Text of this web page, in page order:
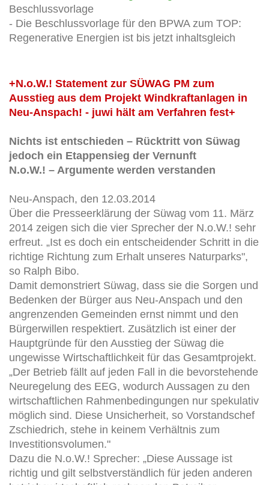
Beschlussvorlage
- Die Beschlussvorlage für den BPWA zum TOP:
Regenerative Energien ist bis jetzt inhaltsgleich
+N.o.W.! Statement zur SÜWAG PM zum
Ausstieg aus dem Projekt Windkraftanlagen in
Neu-Anspach! - juwi hält am Verfahren fest+
Nichts ist entschieden – Rücktritt von Süwag
jedoch ein Etappensieg der Vernunft
N.o.W.! – Argumente werden verstanden
Neu-Anspach, den 12.03.2014
Über die Presseerklärung der Süwag vom 11. März
2014 zeigen sich die vier Sprecher der N.o.W.! sehr
erfreut. „Ist es doch ein entscheidender Schritt in die
richtige Richtung zum Erhalt unseres Naturparks",
so Ralph Bibo.
Damit demonstriert Süwag, dass sie die Sorgen und
Bedenken der Bürger aus Neu-Anspach und den
angrenzenden Gemeinden ernst nimmt und den
Bürgerwillen respektiert. Zusätzlich ist einer der
Hauptgründe für den Ausstieg der Süwag die
ungewisse Wirtschaftlichkeit für das Gesamtprojekt.
„Der Betrieb fällt auf jeden Fall in die bevorstehende
Neuregelung des EEG, wodurch Aussagen zu den
wirtschaftlichen Rahmenbedingungen nur spekulativ
möglich sind. Diese Unsicherheit, so Vorstandschef
Zschiedrich, stehe in keinem Verhältnis zum
Investitionsvolumen."
Dazu die N.o.W.! Sprecher: „Diese Aussage ist
richtig und gilt selbstverständlich für jeden anderen